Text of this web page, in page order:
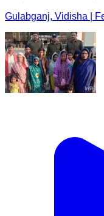
Gulabganj, Vidisha |